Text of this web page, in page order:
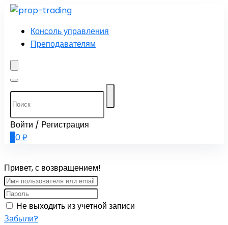
Консоль управления
Преподавателям
Войти / Регистрация
0₽
Привет, с возвращением!
Не выходить из учетной записи
Забыли?